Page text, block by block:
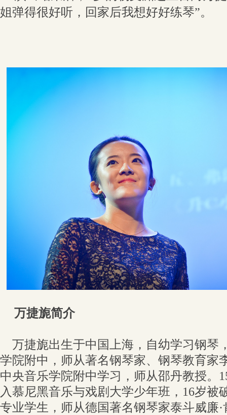
姐弹得很好听，回家后我想好好练琴”。
万捷旎简介
万捷旎出生于中国上海，自幼学习钢琴
学院附中，师从著名钢琴家、钢琴教育家
中央音乐学院附中学习，师从邵丹教授。
入慕尼黑音乐与戏剧大学少年班，16岁被
专业学生，师从德国著名钢琴家泰斗威廉